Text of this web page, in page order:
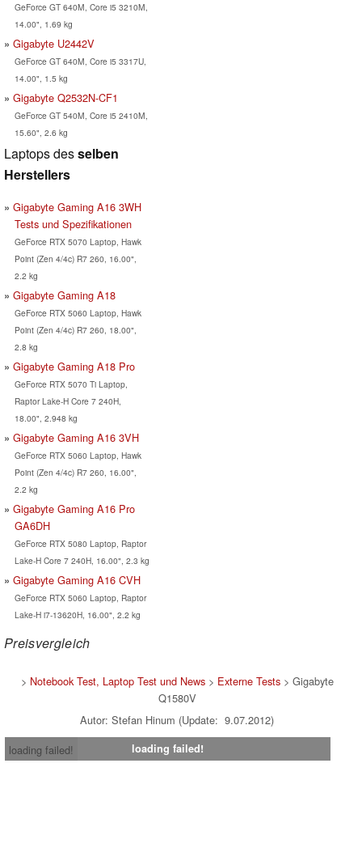
GeForce GT 640M, Core i5 3210M,
14.00", 1.69 kg
Gigabyte U2442V
GeForce GT 640M, Core i5 3317U,
14.00", 1.5 kg
Gigabyte Q2532N-CF1
GeForce GT 540M, Core i5 2410M,
15.60", 2.6 kg
Laptops desselben
Herstellers
Gigabyte Gaming A16 3WH
Tests und Spezifikationen
GeForce RTX 5070 Laptop, Hawk
Point (Zen 4/4c) R7 260, 16.00",
2.2 kg
Gigabyte Gaming A18
GeForce RTX 5060 Laptop, Hawk
Point (Zen 4/4c) R7 260, 18.00",
2.8 kg
Gigabyte Gaming A18 Pro
GeForce RTX 5070 Ti Laptop,
Raptor Lake-H Core 7 240H,
18.00", 2.948 kg
Gigabyte Gaming A16 3VH
GeForce RTX 5060 Laptop, Hawk
Point (Zen 4/4c) R7 260, 16.00",
2.2 kg
Gigabyte Gaming A16 Pro
GA6DH
GeForce RTX 5080 Laptop, Raptor
Lake-H Core 7 240H, 16.00", 2.3 kg
Gigabyte Gaming A16 CVH
GeForce RTX 5060 Laptop, Raptor
Lake-H i7-13620H, 16.00", 2.2 kg
Preisvergleich
> Notebook Test, Laptop Test und News> Externe Tests> Gigabyte
Q1580V
Autor: Stefan Hinum (Update: 9.07.2012)
loading failed!
loading failed!